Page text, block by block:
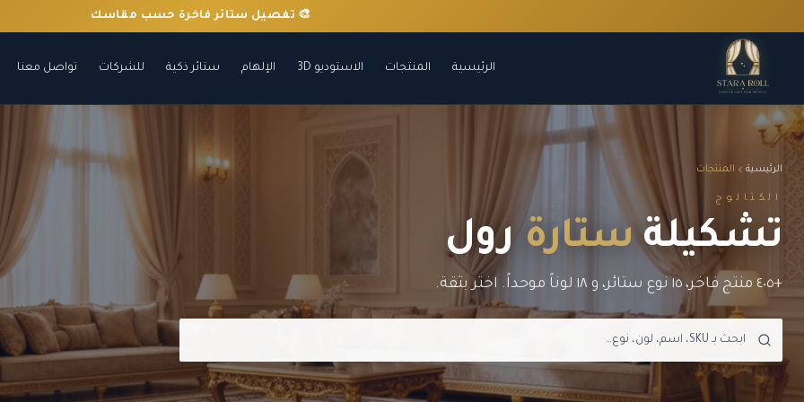
🛠️ تركيب احترافي داخل الرياض
الرئيسية المنتجات الاستوديو 3D الإلهام ستائر ذكية للشركات تواصل معنا
الرئيسية المنتجات
الكتالوج
تشكيلةستارةرول
+٤٠٥ منتج فاخر، ١٥ نوع ستائر، و ١٨ لوناً موحداً. اختر بثقة.